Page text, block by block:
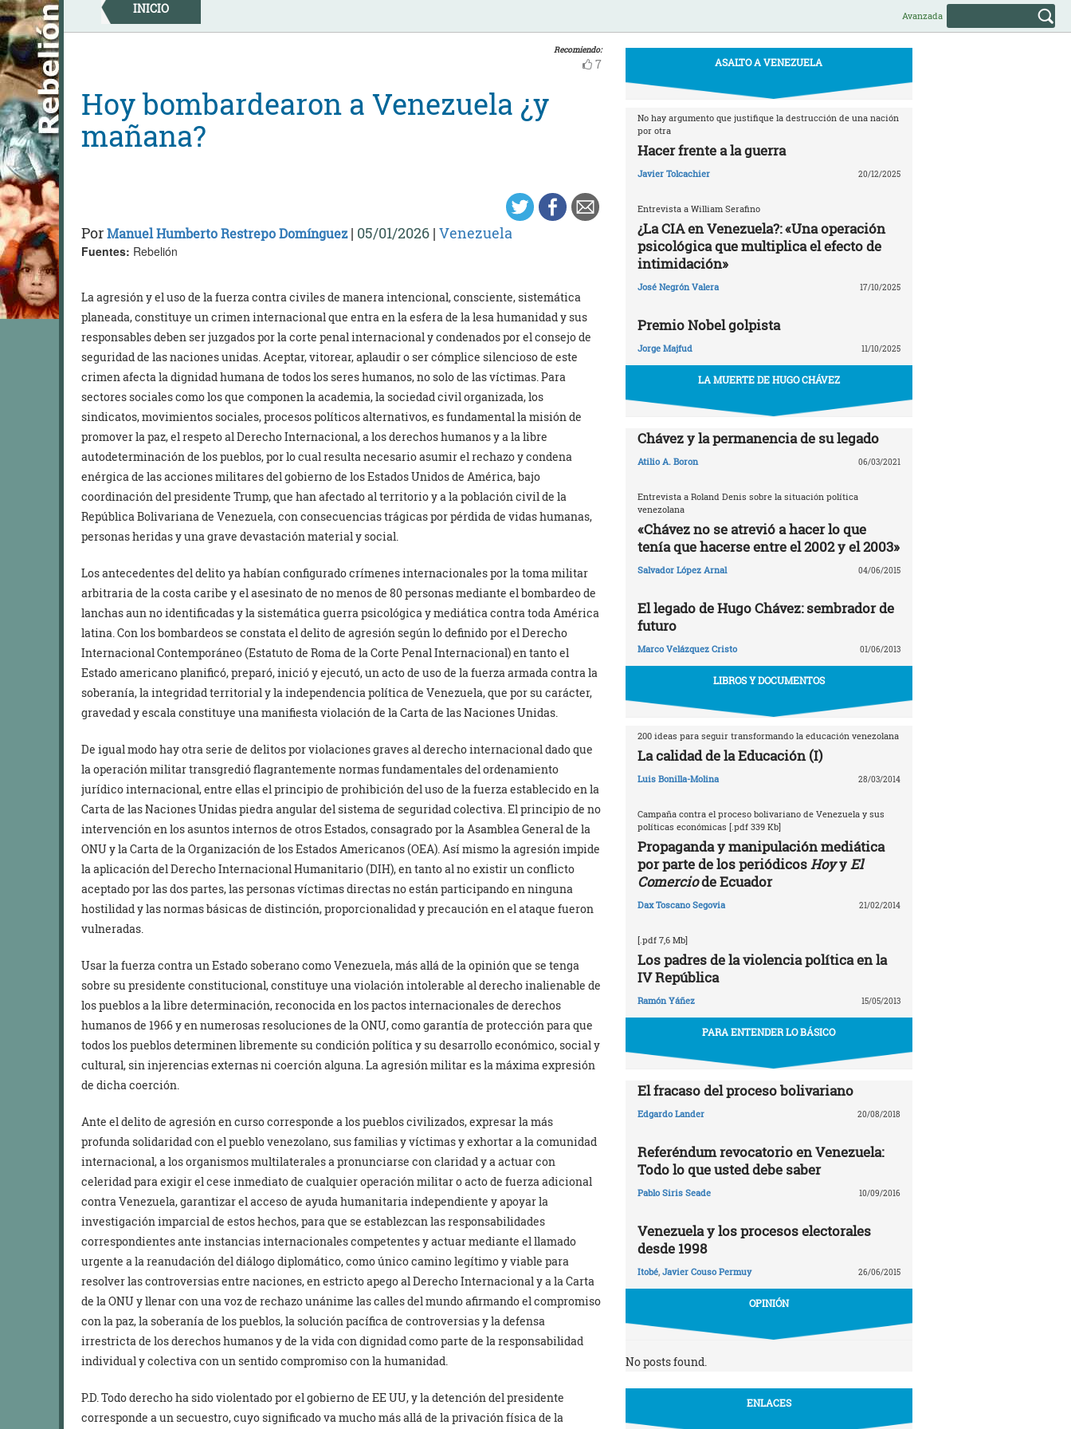
Skip
to
content
INICIO Avanzada
Recomiendo:
7
Hoy bombardearon a Venezuela ¿y
mañana?
PorManuel Humberto Restrepo Domínguez| 05/01/2026 | Venezuela
Fuentes: Rebelión
La agresión y el uso de la fuerza contra civiles de manera intencional, consciente, sistemática
planeada, constituye un crimen internacional que entra en la esfera de la lesa humanidad y sus
responsables deben ser juzgados por la corte penal internacional y condenados por el consejo de
seguridad de las naciones unidas. Aceptar, vitorear, aplaudir o ser cómplice silencioso de este
crimen afecta la dignidad humana de todos los seres humanos, no solo de las víctimas. Para
sectores sociales como los que componen la academia, la sociedad civil organizada, los
sindicatos, movimientos sociales, procesos políticos alternativos, es fundamental la misión de
promover la paz, el respeto al Derecho Internacional, a los derechos humanos y a la libre
autodeterminación de los pueblos, por lo cual resulta necesario asumir el rechazo y condena
enérgica de las acciones militares del gobierno de los Estados Unidos de América, bajo
coordinación del presidente Trump, que han afectado al territorio y a la población civil de la
República Bolivariana de Venezuela, con consecuencias trágicas por pérdida de vidas humanas,
personas heridas y una grave devastación material y social.
Los antecedentes del delito ya habían configurado crímenes internacionales por la toma militar
arbitraria de la costa caribe y el asesinato de no menos de 80 personas mediante el bombardeo de
lanchas aun no identificadas y la sistemática guerra psicológica y mediática contra toda América
latina. Con los bombardeos se constata el delito de agresión según lo definido por el Derecho
Internacional Contemporáneo (Estatuto de Roma de la Corte Penal Internacional) en tanto el
Estado americano planificó, preparó, inició y ejecutó, un acto de uso de la fuerza armada contra la
soberanía, la integridad territorial y la independencia política de Venezuela, que por su carácter,
gravedad y escala constituye una manifiesta violación de la Carta de las Naciones Unidas.
De igual modo hay otra serie de delitos por violaciones graves al derecho internacional dado que
la operación militar transgredió flagrantemente normas fundamentales del ordenamiento
jurídico internacional, entre ellas el principio de prohibición del uso de la fuerza establecido en la
Carta de las Naciones Unidas piedra angular del sistema de seguridad colectiva. El principio de no
intervención en los asuntos internos de otros Estados, consagrado por la Asamblea General de la
ONU y la Carta de la Organización de los Estados Americanos (OEA). Así mismo la agresión impide
la aplicación del Derecho Internacional Humanitario (DIH), en tanto al no existir un conflicto
aceptado por las dos partes, las personas víctimas directas no están participando en ninguna
hostilidad y las normas básicas de distinción, proporcionalidad y precaución en el ataque fueron
vulneradas.
Usar la fuerza contra un Estado soberano como Venezuela, más allá de la opinión que se tenga
sobre su presidente constitucional, constituye una violación intolerable al derecho inalienable de
los pueblos a la libre determinación, reconocida en los pactos internacionales de derechos
humanos de 1966 y en numerosas resoluciones de la ONU, como garantía de protección para que
todos los pueblos determinen libremente su condición política y su desarrollo económico, social y
cultural, sin injerencias externas ni coerción alguna. La agresión militar es la máxima expresión
de dicha coerción.
Ante el delito de agresión en curso corresponde a los pueblos civilizados, expresar la más
profunda solidaridad con el pueblo venezolano, sus familias y víctimas y exhortar a la comunidad
internacional, a los organismos multilaterales a pronunciarse con claridad y a actuar con
celeridad para exigir el cese inmediato de cualquier operación militar o acto de fuerza adicional
contra Venezuela, garantizar el acceso de ayuda humanitaria independiente y apoyar la
investigación imparcial de estos hechos, para que se establezcan las responsabilidades
correspondientes ante instancias internacionales competentes y actuar mediante el llamado
urgente a la reanudación del diálogo diplomático, como único camino legítimo y viable para
resolver las controversias entre naciones, en estricto apego al Derecho Internacional y a la Carta
de la ONU y llenar con una voz de rechazo unánime las calles del mundo afirmando el compromiso
con la paz, la soberanía de los pueblos, la solución pacífica de controversias y la defensa
irrestricta de los derechos humanos y de la vida con dignidad como parte de la responsabilidad
individual y colectiva con un sentido compromiso con la humanidad.
P.D. Todo derecho ha sido violentado por el gobierno de EE UU, y la detención del presidente
corresponde a un secuestro, cuyo significado va mucho más allá de la privación física de la
ASALTO A VENEZUELA
No hay argumento que justifique la destrucción de una nación
por otra
Hacer frente a la guerra
Javier Tolcachier 20/12/2025
Entrevista a William Serafino
¿La CIA en Venezuela?: «Una operación
psicológica que multiplica el efecto de
intimidación»
José Negrón Valera 17/10/2025
Premio Nobel golpista
Jorge Majfud 11/10/2025
LA MUERTE DE HUGO CHÁVEZ
Chávez y la permanencia de su legado
Atilio A. Boron 06/03/2021
Entrevista a Roland Denis sobre la situación política
venezolana
«Chávez no se atrevió a hacer lo que
tenía que hacerse entre el 2002 y el 2003»
Salvador López Arnal 04/06/2015
El legado de Hugo Chávez: sembrador de
futuro
Marco Velázquez Cristo 01/06/2013
LIBROS Y DOCUMENTOS
200 ideas para seguir transformando la educación venezolana
La calidad de la Educación (I)
Luis Bonilla-Molina 28/03/2014
Campaña contra el proceso bolivariano de Venezuela y sus
políticas económicas [.pdf 339 Kb]
Propaganda y manipulación mediática
por parte de los periódicosHoyyEl
Comerciode Ecuador
Dax Toscano Segovia 21/02/2014
[.pdf 7,6 Mb]
Los padres de la violencia política en la
IV República
Ramón Yáñez 15/05/2013
PARA ENTENDER LO BÁSICO
El fracaso del proceso bolivariano
Edgardo Lander 20/08/2018
Referéndum revocatorio en Venezuela:
Todo lo que usted debe saber
Pablo Siris Seade 10/09/2016
Venezuela y los procesos electorales
desde 1998
Itobé, Javier Couso Permuy 26/06/2015
OPINIÓN
No posts found.
ENLACES